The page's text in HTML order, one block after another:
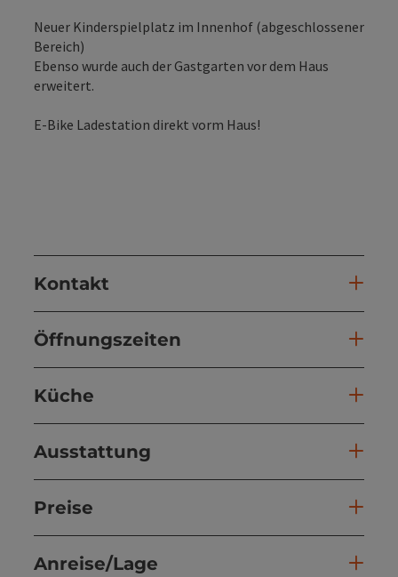
Neuer Kinderspielplatz im Innenhof (abgeschlossener
Bereich)
Ebenso wurde auch der Gastgarten vor dem Haus
erweitert.
E-Bike Ladestation direkt vorm Haus!
Kontakt
Öffnungszeiten
Küche
Ausstattung
Preise
Anreise/Lage